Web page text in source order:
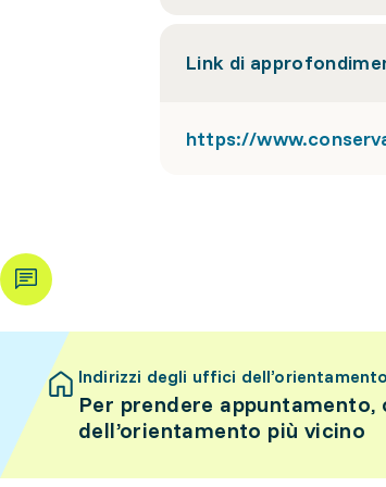
Link di
https://
Indirizzi degli uffici dell’orientamento
Per prendere
dell’orientamento più vicino